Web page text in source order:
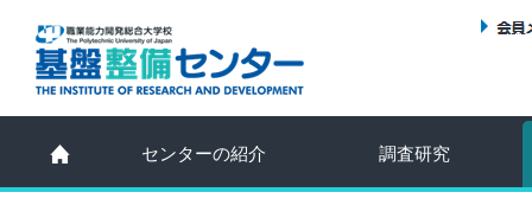
センターの紹介 調査研究